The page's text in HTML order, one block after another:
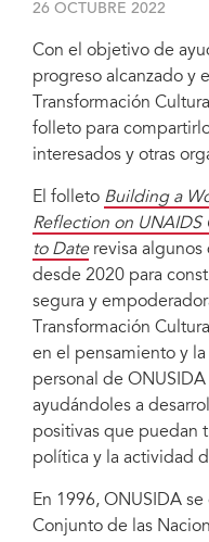
Ilustración: Claudia Steinau
26 OCTUBRE 2022
Con el objetivo de
progreso alcanzado y
Transformación
folleto para
interesados y otras
El folleto Building a
Reflection on
to Daterevisa algunos
desde 2020 para
segura y
Transformación
en el pensamiento y la
personal de
ayudándoles a
positivas que puedan
política y la actividad
En 1996, ONUSIDA
Conjunto de las